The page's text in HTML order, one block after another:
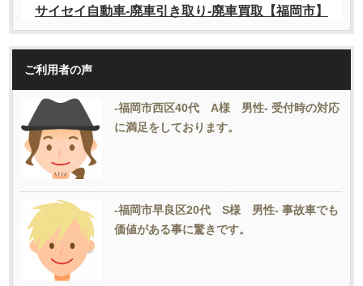
ご利用者の声
-福岡市西区40代 A様 男性- 受付時の対応
に満足をしております。
-福岡市早良区20代 S様 男性- 事故車でも
価値がある事に驚きです。